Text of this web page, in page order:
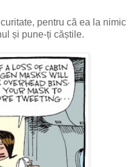
pentru că ea la nimic
și pune-ți căștile.